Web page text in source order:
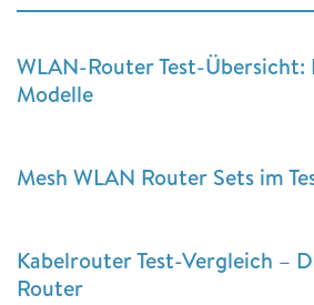
WLAN-Router Test-Übersicht:
Modelle
Mesh WLAN Router Sets im
Kabelrouter Test-Vergleich –
Router